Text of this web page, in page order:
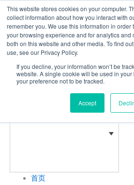
This website stores cookies on your computer.
collect information about how you interact with
remember you. We use this information in order
your browsing experience and for analytics and
both on this website and other media. To find
use, see our Privacy Policy.
If you decline, your information won’t be
website. A single cookie will be used in
your preference not to be tracked.
Accept
Experience
首页